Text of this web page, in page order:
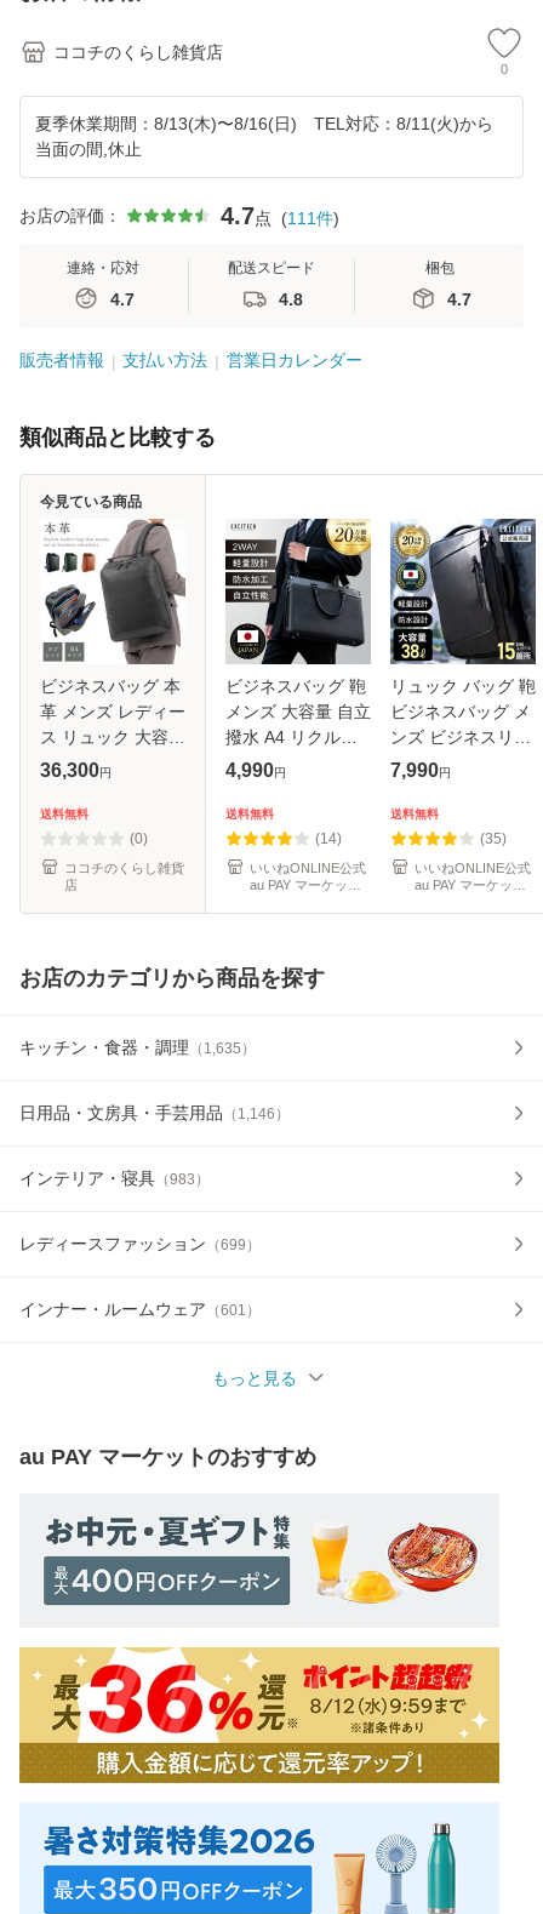
ココチのくらし雑貨店
0
夏季休業期間：8/13(木)〜8/16(日) TEL対応：8/11(火)から
当面の間,休止
お店の評価： 4.7点 (111件)
連絡・応対
4.7
配送スピード
4.8
梱包
4.7
販売者情報 支払い方法 営業日カレンダー
類似商品と比較する
ビジネスバッグ 本
革 メンズ レディー
ス リュック 大容量
革 日本製 ビジネス
ー 通勤 ビジネス
バッグ B4 タブレ
ット
36,300円
送料無料
(0)
ココチのくらし雑貨
店
今見ている商品
ビジネスバッグ 鞄
メンズ 大容量 自立
撥水 A4 リクルー
トバッグ 2way 13
ビジネス鞄 営業 通
勤バッグ トートバ
ッグ レ
4,990円
送料無料
(14)
いいねONLINE公式
au PAY マーケット
リュック バッグ 鞄
ビジネスバッグ メ
ンズ ビジネスリュ
ックメンズ 大容量
ース 防水 撥水 通
勤 出張 最大38L ビ
ジネス
7,990円
送料無料
(35)
いいねONLINE公式
au PAY マーケット
お店のカテゴリから商品を探す
キッチン・食器・調理 （ 1,635 ）
日用品・文房具・手芸用品 （ 1,146 ）
インテリア・寝具 （983 ）
レディースファッション （699 ）
インナー・ルームウェア （601 ）
もっと見る
au PAY マーケットのおすすめ